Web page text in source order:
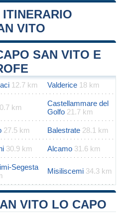
VITO
|Map data ©OpenStreetMap
SAN VITO E
12.7 km Valderice 18 km
km
Castellammare del
Golfo 21.7 km
27.5 km Balestrate 28.1 km
30.9 km Alcamo 31.6 km
Segesta
Misiliscemi 34.3 km
VITO LO CAPO